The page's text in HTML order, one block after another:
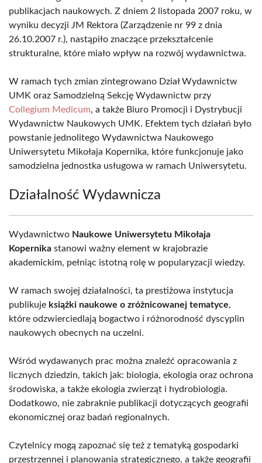
publikacjach naukowych. Z dniem 2 listopada 2007 roku, w
wyniku decyzji JM Rektora (Zarządzenie nr 99 z dnia
26.10.2007 r.), nastąpiło znaczące przekształcenie
strukturalne, które miało wpływ na rozwój wydawnictwa.
W ramach tych zmian zintegrowano Dział Wydawnictw
UMK oraz Samodzielną Sekcję Wydawnictw przy
Collegium Medicum, a także Biuro Promocji i Dystrybucji
Wydawnictw Naukowych UMK. Efektem tych działań było
powstanie jednolitego Wydawnictwa Naukowego
Uniwersytetu Mikołaja Kopernika, które funkcjonuje jako
samodzielna jednostka usługowa w ramach Uniwersytetu.
Działalność Wydawnicza
Wydawnictwo Naukowe Uniwersytetu Mikołaja
Kopernika stanowi ważny element w krajobrazie
akademickim, pełniąc istotną rolę w popularyzacji wiedzy.
W ramach swojej działalności, ta prestiżowa instytucja
publikuje książki naukowe o zróżnicowanej tematyce,
które odzwierciedlają bogactwo i różnorodność dyscyplin
naukowych obecnych na uczelni.
Wśród wydawanych prac można znaleźć opracowania z
licznych dziedzin, takich jak: biologia, ekologia oraz ochrona
środowiska, a także ekologia zwierząt i hydrobiologia.
Dodatkowo, nie zabraknie publikacji dotyczących geografii
ekonomicznej oraz badań regionalnych.
Czytelnicy mogą zapoznać się też z tematyką gospodarki
przestrzennej i planowania strategicznego, a także geografii